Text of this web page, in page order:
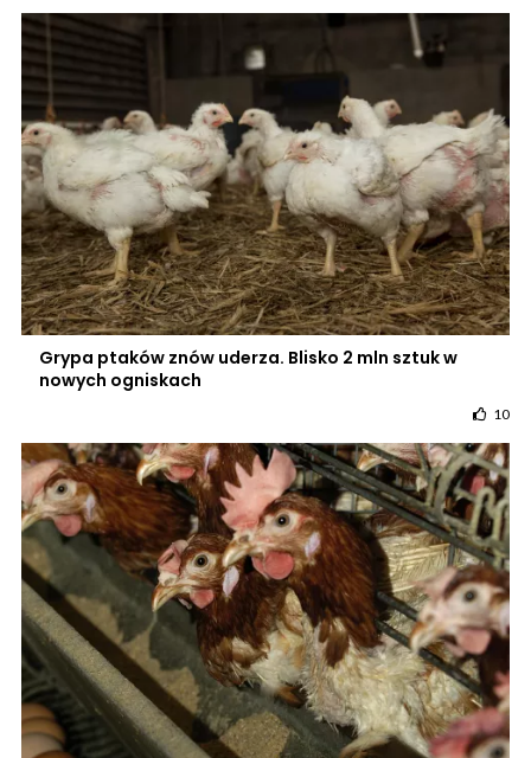
Grypa ptaków znów uderza. Blisko 2 mln sztuk w
nowych ogniskach
10